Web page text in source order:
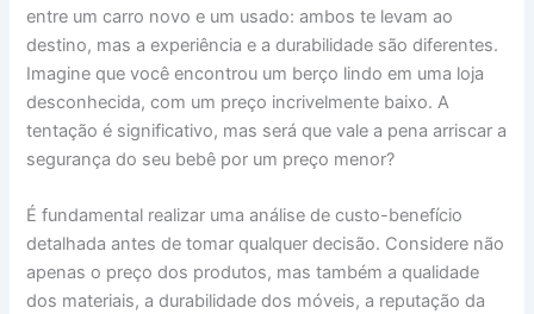
entre um carro novo e um usado: ambos te levam ao
destino, mas a experiência e a durabilidade são diferentes.
Imagine que você encontrou um berço lindo em uma loja
desconhecida, com um preço incrivelmente baixo. A
tentação é significativo, mas será que vale a pena arriscar a
segurança do seu bebê por um preço menor?
É fundamental realizar uma análise de custo-benefício
detalhada antes de tomar qualquer decisão. Considere não
apenas o preço dos produtos, mas também a qualidade
dos materiais, a durabilidade dos móveis, a reputação da